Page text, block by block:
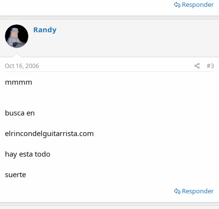
Responder
Randy
Oct 16, 2006 #3
mmmm
busca en
elrincondelguitarrista.com
hay esta todo
suerte
Responder